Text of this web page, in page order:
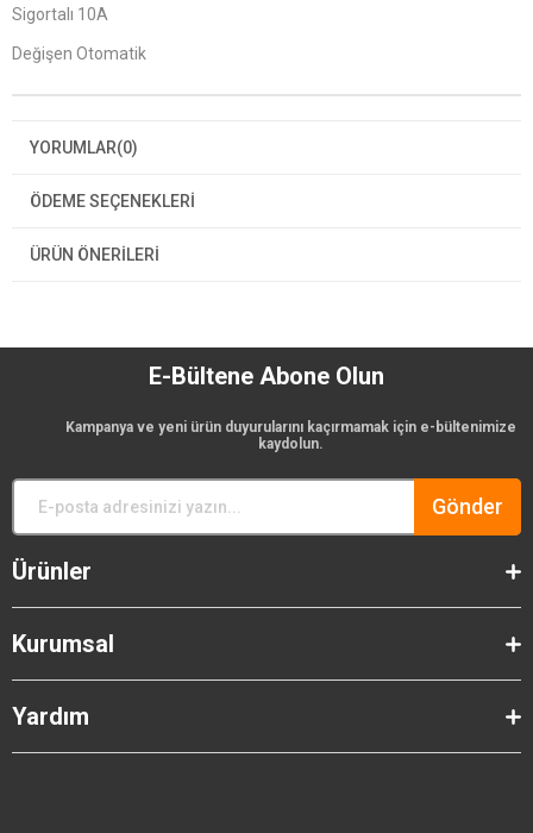
Sigortalı 10A
Değişen Otomatik
YORUMLAR(0)
ÖDEME SEÇENEKLERI
ÜRÜN ÖNERILERI
E-Bültene Abone Olun
Kampanya ve yeni ürün duyurularını kaçırmamak için e-bültenimize
kaydolun.
Gönder
Ürünler
Kurumsal
Yardım